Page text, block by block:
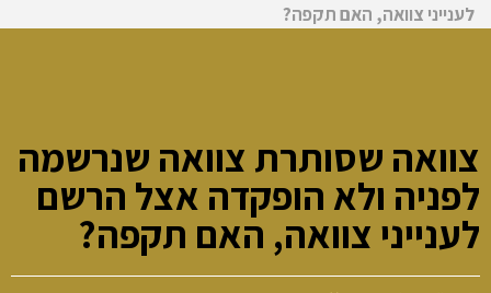
לענייני צוואה, האם תקפה?
שסותרת צוואה שנרשמה
ולא הופקדה אצל הרשם
צוואה, האם תקפה?